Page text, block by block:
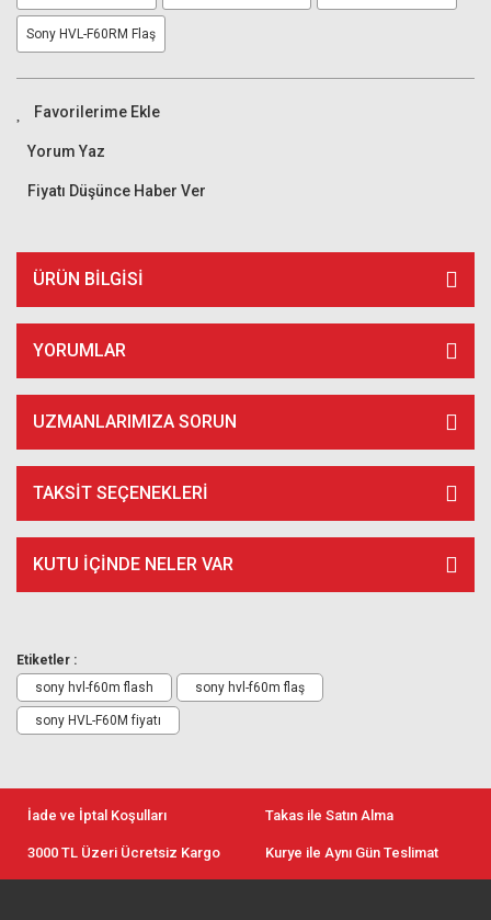
Sony HVL-F60RM Flaş
Yorum Yaz
Fiyatı Düşünce Haber Ver
ÜRÜN BILGISI
YORUMLAR
UZMANLARIMIZA SORUN
TAKSIT SEÇENEKLERI
KUTU İÇİNDE NELER VAR
Etiketler :
sony hvl-f60m flash
sony hvl-f60m flaş
sony HVL-F60M fiyatı
İade ve İptal Koşulları Takas ile Satın Alma
3000 TL Üzeri Ücretsiz Kargo Kurye ile Aynı Gün Teslimat